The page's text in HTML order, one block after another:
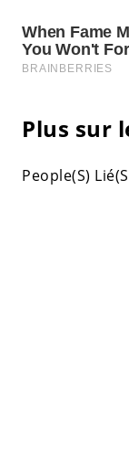
Plus sur
People(S)